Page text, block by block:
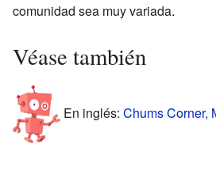
comunidad sea muy variada.
Véase también
En inglés: Chums Corner,